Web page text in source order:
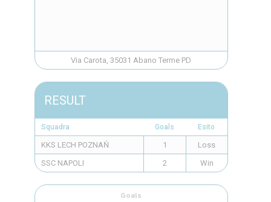
Via Carota, 35031 Abano Terme PD
RESULT
Squadra Goals Esito
KKS LECH POZNAŃ 1
Loss
SSC NAPOLI
2 Win
Goals